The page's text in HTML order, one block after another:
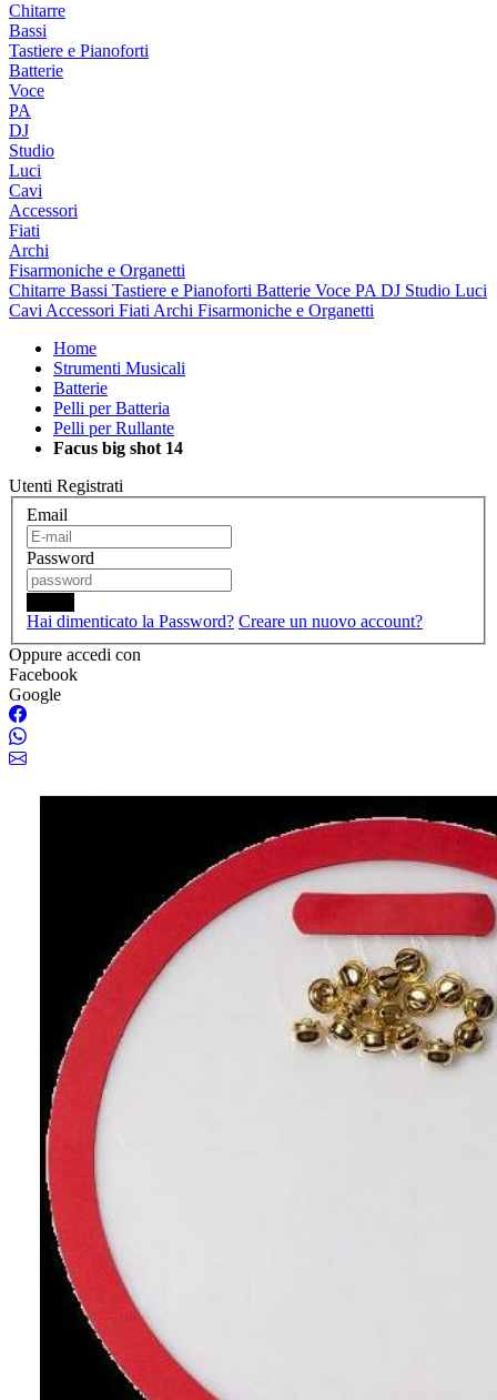
Chitarre
Bassi
Tastiere e Pianoforti
Batterie
Voce
PA
DJ
Studio
Luci
Cavi
Accessori
Fiati
Archi
Fisarmoniche e Organetti
Chitarre Bassi Tastiere e Pianoforti Batterie Voce PA DJ Studio Luci
Cavi Accessori Fiati Archi Fisarmoniche e Organetti
Home
Strumenti Musicali
Batterie
Pelli per Batteria
Pelli per Rullante
Facus big shot 14
Utenti Registrati
Email
Password
Hai dimenticato la Password? Creare un nuovo account?
Oppure accedi con
Facebook
Google